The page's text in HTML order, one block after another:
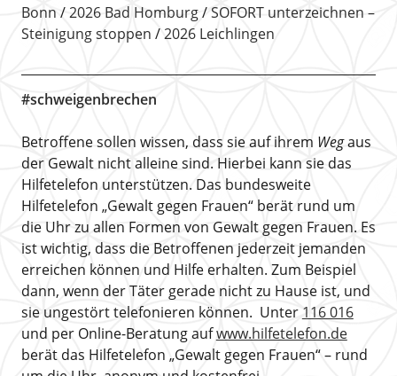
Bonn
2026 Bad Homburg
SOFORT unterzeichnen –
Steinigung stoppen
2026 Leichlingen
#schweigenbrechen
Betroffene sollen wissen, dass sie auf ihrem Wegaus
der Gewalt nicht alleine sind. Hierbei kann sie das
Hilfetelefon unterstützen. Das bundesweite
Hilfetelefon „Gewalt gegen Frauen“ berät rund um
die Uhr zu allen Formen von Gewalt gegen Frauen. Es
ist wichtig, dass die Betroffenen jederzeit jemanden
erreichen können und Hilfe erhalten. Zum Beispiel
dann, wenn der Täter gerade nicht zu Hause ist, und
sie ungestört telefonieren können. Unter 116 016
und per Online-Beratung aufwww.hilfetelefon.de
berät das Hilfetelefon „Gewalt gegen Frauen“ – rund